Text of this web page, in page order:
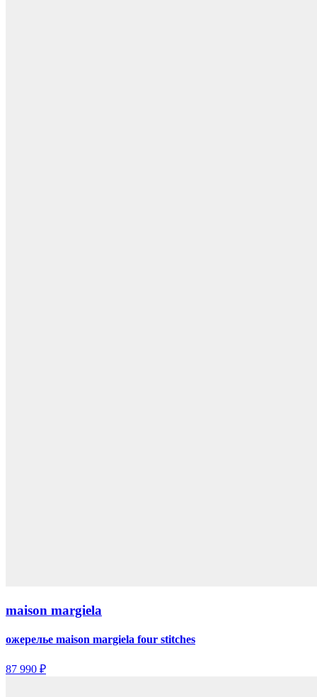
maison margiela
ожерелье maison margiela four stitches
87 990 ₽